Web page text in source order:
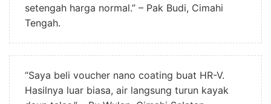
setengah harga normal.” – Pak Budi, Cimahi
Tengah.
“Saya beli voucher nano coating buat HR-V.
Hasilnya luar biasa, air langsung turun kayak